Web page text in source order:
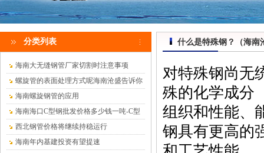
分类列表
海南大无缝钢管厂家切割时注意事项
螺旋管的表面处理方式呢海南沧盛告诉你
海南螺旋钢管的应用
海南海口C型钢批发价格多少钱一吨-C型
钢厂家
西北钢管价格将继续持稳运行
海南年内基建投资有望提速
什么是特殊钢？（海南
对特殊钢尚无
殊的化学成分
组织和性能、
钢具有更高的